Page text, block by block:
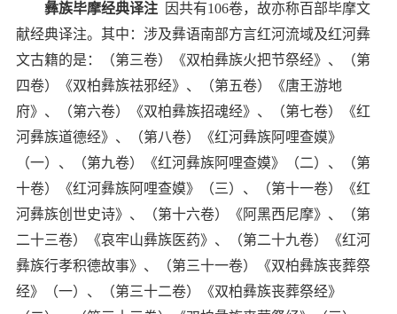
彝族毕摩经典译注 因共有106卷，故亦称百部毕摩文
献经典译注。其中：涉及彝语南部方言红河流域及红河彝
文古籍的是：（第三卷）《双柏彝族火把节祭经》、（第
四卷）《双柏彝族祛邪经》、（第五卷）《唐王游地
府》、（第六卷）《双柏彝族招魂经》、（第七卷）《红
河彝族道德经》、（第八卷）《红河彝族阿哩查嫫》
（一）、（第九卷）《红河彝族阿哩查嫫》（二）、（第
十卷）《红河彝族阿哩查嫫》（三）、（第十一卷）《红
河彝族创世史诗》、（第十六卷）《阿黑西尼摩》、（第
二十三卷）《哀牢山彝族医药》、（第二十九卷）《红河
彝族行孝积德故事》、（第三十一卷）《双柏彝族丧葬祭
经》（一）、（第三十二卷）《双柏彝族丧葬祭经》